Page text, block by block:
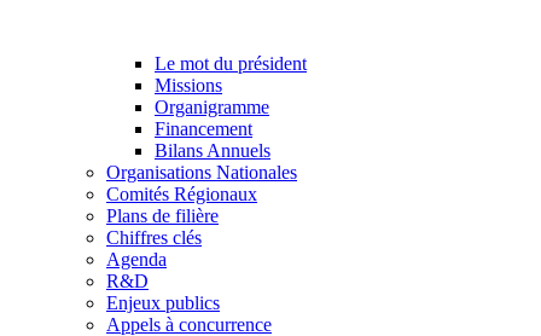
Le mot du président
Missions
Organigramme
Financement
Bilans Annuels
Organisations Nationales
Comités Régionaux
Plans de filière
Chiffres clés
Agenda
R&D
Enjeux publics
Appels à concurrence